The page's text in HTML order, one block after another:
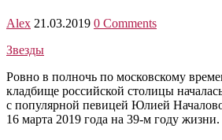
Alex 21.03.2019 0 Comments
Звезды
Ровно в полночь по московскому
кладбище российской столицы
с популярной певицей Юлией
16 марта 2019 года на 39-м году жизни.